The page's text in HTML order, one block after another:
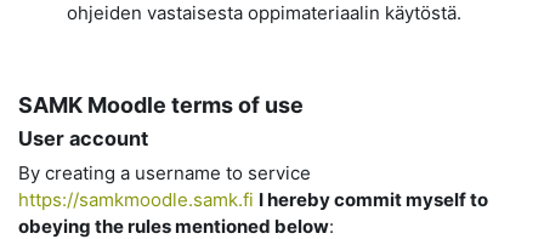
ohjeiden vastaisesta oppimateriaalin käytöstä.
SAMK Moodle terms of use
User account
By creating a username to service
https://samkmoodle.samk.fi I hereby commit myself to
obeying the rules mentioned below: